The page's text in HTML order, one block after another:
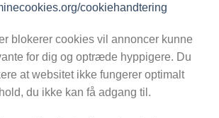
cookiehandtering
blokerer cookies vil annoncer kunne
for dig og optræde hyppigere. Du
at websitet ikke fungerer optimalt
du ikke kan få adgang til.